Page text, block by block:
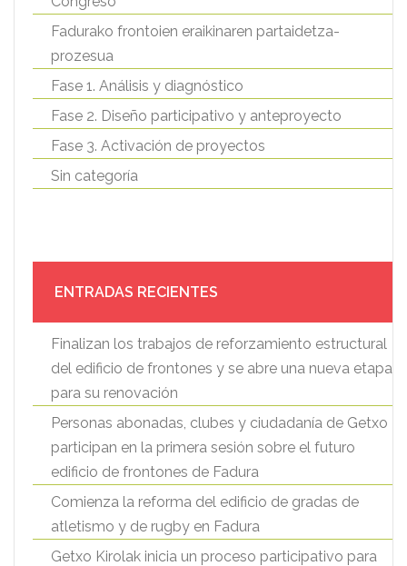
Fadurako frontoien eraikinaren partaidetza-
prozesua
Fase 1. Análisis y diagnóstico
Fase 2. Diseño participativo y anteproyecto
Fase 3. Activación de proyectos
Sin categoría
ENTRADAS RECIENTES
Finalizan los trabajos de reforzamiento estructural
del edificio de frontones y se abre una nueva etapa
para su renovación
Personas abonadas, clubes y ciudadanía de Getxo
participan en la primera sesión sobre el futuro
edificio de frontones de Fadura
Comienza la reforma del edificio de gradas de
atletismo y de rugby en Fadura
Getxo Kirolak inicia un proceso participativo para